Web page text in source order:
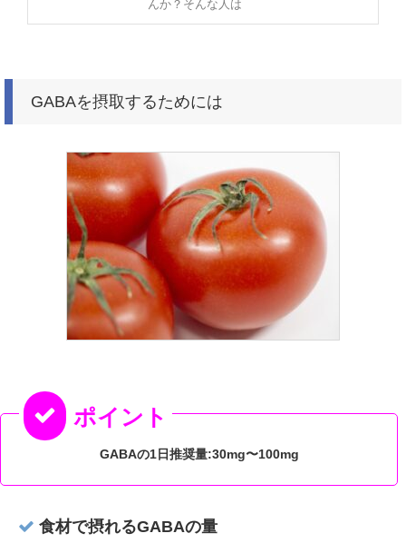
んか？そんな人は
GABAを摂取するためには
GABAの1日推奨量:30mg〜100mg
食材で摂れるGABAの量